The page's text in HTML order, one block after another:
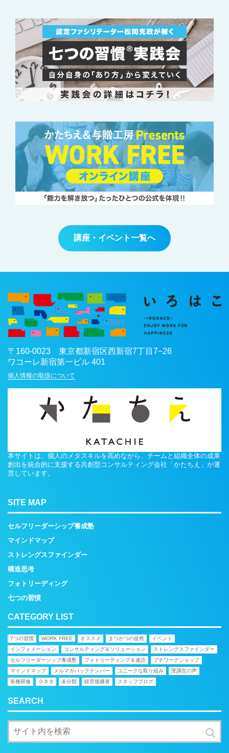
講座・イベント一覧へ
〒 160-0023 東京都新宿区西新宿7丁目7−26
ワコーレ新宿第一ビル 401
個人情報の取扱について
本サイトは、個人のメタスキルを高めながら、チームと組織全体の成果
創出を統合的に支援する共創型コンサルティング会社「かたちえ」が運
営しています。
SITE MAP
セルフリーダーシップ養成塾
マインドマップ
ストレングスファインダー
構造思考
フォトリーディング
七つの習慣
CATEGORY LIST
7つの習慣 WORK FREE オススメ まつかつの徒然
イベント
インフォメーション
コンサルティング＆ソリューション
ストレングスファインダー
セルフリーダーシップ養成塾
フォトリーディング＆速読
プチワークショップ
マインドマップ
メルマガバックナンバー ユニークな取り組み
受講生の声
各種研修
小ネタ 未分類 経営後継者 スタッフブログ
SEARCH